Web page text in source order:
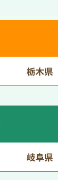
栃木県
岐阜県